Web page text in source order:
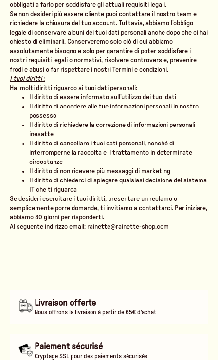
obbligati a farlo per soddisfare gli attuali requisiti legali.
Se non desideri più essere cliente puoi contattare il nostro team e
richiedere la chiusura del tuo account. Tuttavia, abbiamo l'obbligo
legale di conservare alcuni dei tuoi dati personali anche dopo che ci hai
chiesto di eliminarli. Conserveremo solo ciò di cui abbiamo
assolutamente bisogno e solo per garantire di poter soddisfare i
nostri requisiti legali o normativi, risolvere controversie, prevenire
frodi e abusi o far rispettare i nostri Termini e condizioni.
I tuoi diritti :
Hai molti diritti riguardo ai tuoi dati personali:
Il diritto di essere informato sull’utilizzo dei tuoi dati
Il diritto di accedere alle tue informazioni personali in nostro
possesso
Il diritto di richiedere la correzione di informazioni personali
inesatte
Il diritto di cancellare i tuoi dati personali, nonché di
interromperne la raccolta e il trattamento in determinate
circostanze
Il diritto di non ricevere più messaggi di marketing
Il diritto di chiederci di spiegare qualsiasi decisione del sistema
IT che ti riguarda
Se desideri esercitare i tuoi diritti, presentare un reclamo o
semplicemente porre domande, ti invitiamo a contattarci. Per iniziare,
abbiamo 30 giorni per risponderti.
Al seguente indirizzo email: rainette@rainette-shop.com
Livraison offerte
Nous offrons la livraison à partir de 65€ d'achat
Paiement sécurisé
Cryptage SSL pour des paiements sécurisés